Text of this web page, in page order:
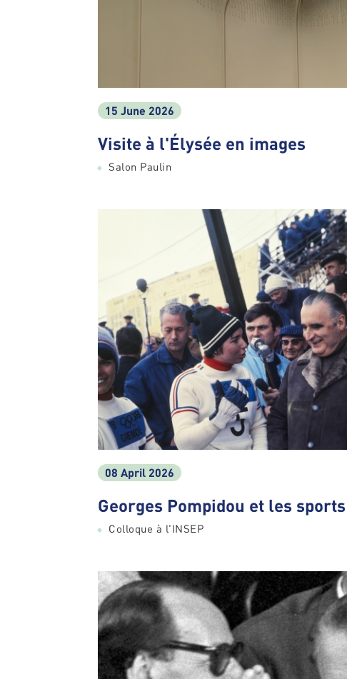
15 June 2026
Visite à l'Élysée en images
Salon Paulin
08 April 2026
Georges Pompidou et les
Colloque à l'INSEP